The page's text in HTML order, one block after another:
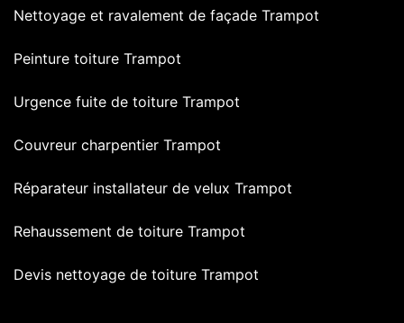
Nettoyage et ravalement de façade Trampot
Peinture toiture Trampot
Urgence fuite de toiture Trampot
Couvreur charpentier Trampot
Réparateur installateur de velux Trampot
Rehaussement de toiture Trampot
Devis nettoyage de toiture Trampot